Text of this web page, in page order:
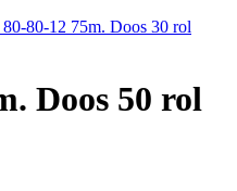
80-12 75m. Doos 30 rol
Doos 50 rol